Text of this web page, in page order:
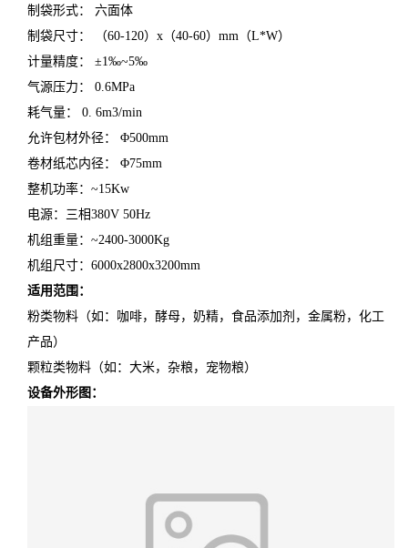
制袋形式： 六面体
制袋尺寸： （60-120）x（40-60）mm（L*W）
计量精度： ±1‰~5‰
气源压力： 0.6MPa
耗气量： 0. 6m3/min
允许包材外径： Φ500mm
卷材纸芯内径： Φ75mm
整机功率：~15Kw
电源：三相380V 50Hz
机组重量：~2400-3000Kg
机组尺寸：6000x2800x3200mm
适用范围：
粉类物料（如：咖啡，酵母，奶精，食品添加剂，金属粉，化工
产品）
颗粒类物料（如：大米，杂粮，宠物粮）
设备外形图：